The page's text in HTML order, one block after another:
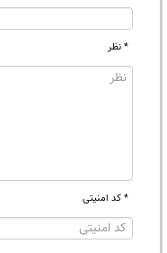
* نظر
* کد امنیتی